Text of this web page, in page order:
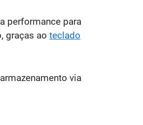
performance para
graças ao teclado
via